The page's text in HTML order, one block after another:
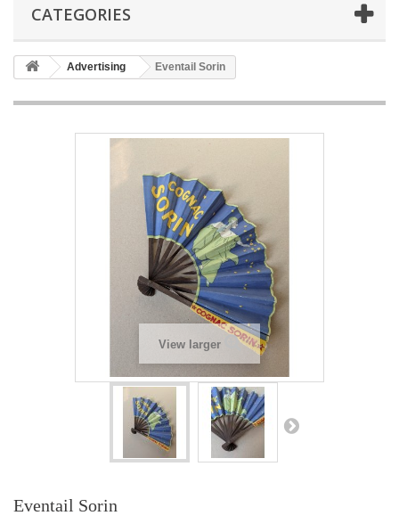
CATEGORIES
Advertising Eventail Sorin
View larger
Eventail Sorin